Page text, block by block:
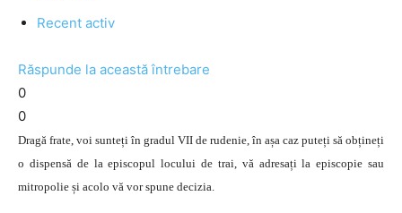
Recent activ
Răspunde la această întrebare
0
0
Dragă frate, voi sunteți în gradul VII de rudenie, în așa caz puteți să obțineți
o dispensă de la episcopul locului de trai, vă adresați la episcopie sau
mitropolie și acolo vă vor spune decizia.